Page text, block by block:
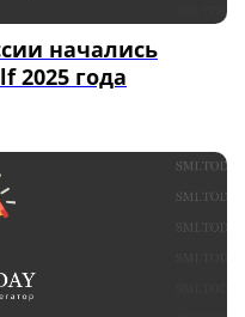
начались
2025 года